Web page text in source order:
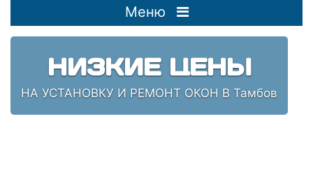
Меню
НИЗКИЕ ЦЕНЫ
НА УСТАНОВКУ И РЕМОНТ ОКОН В Тамбов